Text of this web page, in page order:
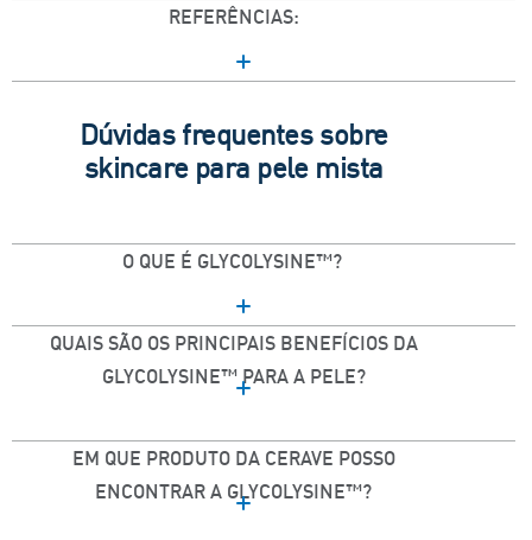
REFERÊNCIAS:
Dúvidas frequentes sobre
skincare para pele mista
O QUE É GLYCOLYSINE™?
QUAIS SÃO OS PRINCIPAIS BENEFÍCIOS DA
GLYCOLYSINE™ PARA A PELE?
EM QUE PRODUTO DA CERAVE POSSO
ENCONTRAR A GLYCOLYSINE™?